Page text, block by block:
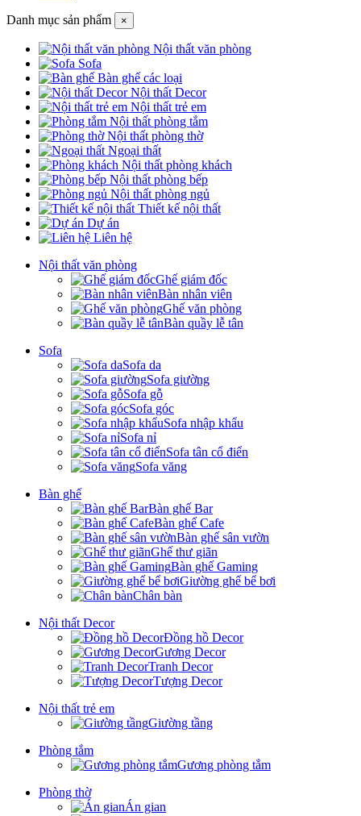
Danh mục sản phẩm ×
Nội thất văn phòng
Sofa
Bàn ghế các loại
Nội thất Decor
Nội thất trẻ em
Nội thất phòng tắm
Nội thất phòng thờ
Ngoại thất
Nội thất phòng khách
Nội thất phòng bếp
Nội thất phòng ngủ
Thiết kế nội thất
Dự án
Liên hệ
Nội thất văn phòng
Ghế giám đốc
Bàn nhân viên
Ghế văn phòng
Bàn quầy lễ tân
Sofa
Sofa da
Sofa giường
Sofa gỗ
Sofa góc
Sofa nhập khẩu
Sofa nỉ
Sofa tân cổ điển
Sofa văng
Bàn ghế
Bàn ghế Bar
Bàn ghế Cafe
Bàn ghế sân vườn
Ghế thư giãn
Bàn ghế Gaming
Giường ghế bể bơi
Chân bàn
Nội thất Decor
Đồng hồ Decor
Gương Decor
Tranh Decor
Tượng Decor
Nội thất trẻ em
Giường tầng
Phòng tắm
Gương phòng tắm
Phòng thờ
Án gian